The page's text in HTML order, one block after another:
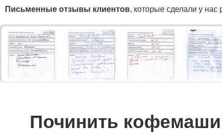
Письменные отзывы клиентов, которые сделали у нас
Починить